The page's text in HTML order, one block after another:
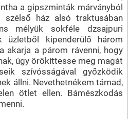
a gipszminták márványból
szélső ház alsó traktusában
mélyük sokféle dzsajpuri
üzletből kipenderülő három
akarja a párom rávenni, hogy
úgy örökíttesse meg magát
szívósságával győzködik
állni. Nevethetnékem támad,
ötlet ellen. Bámészkodás